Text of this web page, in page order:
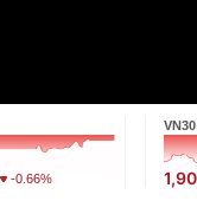
-0.66%
VN30